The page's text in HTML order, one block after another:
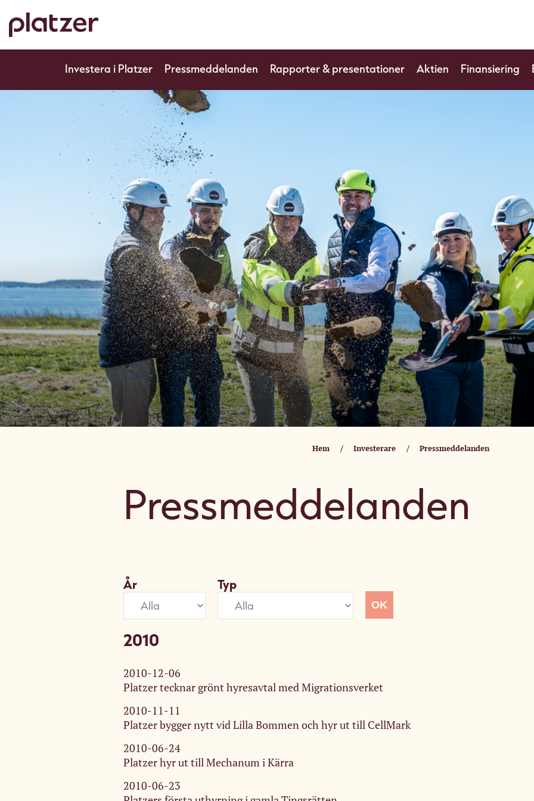
to
main
content
Investera i Platzer Pressmeddelanden Rapporter & presentationer Aktien Finansiering
Hem Investerare Pressmeddelanden
Pressmeddelanden
År Typ
2010
2010-12-06
Platzer tecknar grönt hyresavtal med Migrationsverket
2010-11-11
Platzer bygger nytt vid Lilla Bommen och hyr ut till CellMark
2010-06-24
Platzer hyr ut till Mechanum i Kärra
2010-06-23